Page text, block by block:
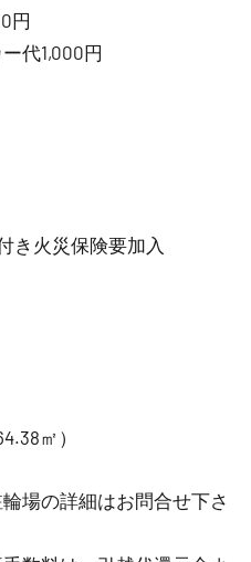
円
1,000円
災保険要加入
㎡）
場の詳細はお問合せ下さ